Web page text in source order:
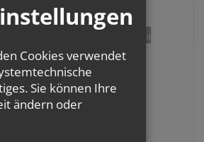
pin it
Cookies verwendet
Sie können Ihre
ändern oder